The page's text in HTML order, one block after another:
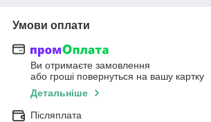
Умови оплати
Ви отримаєте замовлення
або гроші повернуться на вашу картку
Детальніше
Післяплата